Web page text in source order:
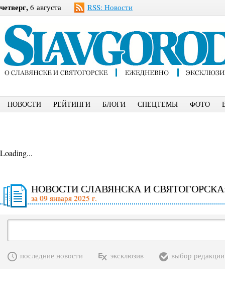
четверг, 6 августа RSS: Новости
НОВОСТИ РЕЙТИНГИ БЛОГИ СПЕЦТЕМЫ ФОТО
Loading...
НОВОСТИ СЛАВЯНСКА И
за 09 января 2025 г.
последние новости эксклюзив выбор редакции